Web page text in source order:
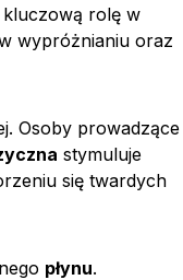
kluczową rolę w
wypróżnianiu oraz
Osoby prowadzące
stymuluje
się twardych
płynu.